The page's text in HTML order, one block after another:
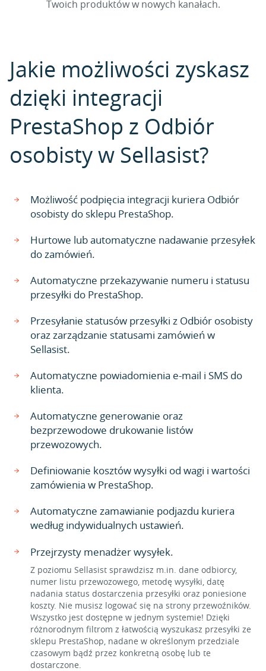
Twoich produktów w nowych kanałach.
Jakie możliwości zyskasz
dzięki integracji
PrestaShop z Odbiór
osobisty w Sellasist?
Możliwość podpięcia integracji kuriera Odbiór
osobisty do sklepu PrestaShop.
Hurtowe lub automatyczne nadawanie przesyłek
do zamówień.
Automatyczne przekazywanie numeru i statusu
przesyłki do PrestaShop.
Przesyłanie statusów przesyłki z Odbiór osobisty
oraz zarządzanie statusami zamówień w
Sellasist.
Automatyczne powiadomienia e-mail i SMS do
klienta.
Automatyczne generowanie oraz
bezprzewodowe drukowanie listów
przewozowych.
Definiowanie kosztów wysyłki od wagi i wartości
zamówienia w PrestaShop.
Automatyczne zamawianie podjazdu kuriera
według indywidualnych ustawień.
Przejrzysty menadżer wysyłek.
Z poziomu Sellasist sprawdzisz m.in. dane odbiorcy,
numer listu przewozowego, metodę wysyłki, datę
nadania status dostarczenia przesyłki oraz poniesione
koszty. Nie musisz logować się na strony przewoźników.
Wszystko jest dostępne w jednym systemie! Dzięki
różnorodnym filtrom z łatwością wyszukasz przesyłki ze
sklepu PrestaShop, nadane w określonym przedziale
czasowym bądź przez konkretną osobę lub te
dostarczone.